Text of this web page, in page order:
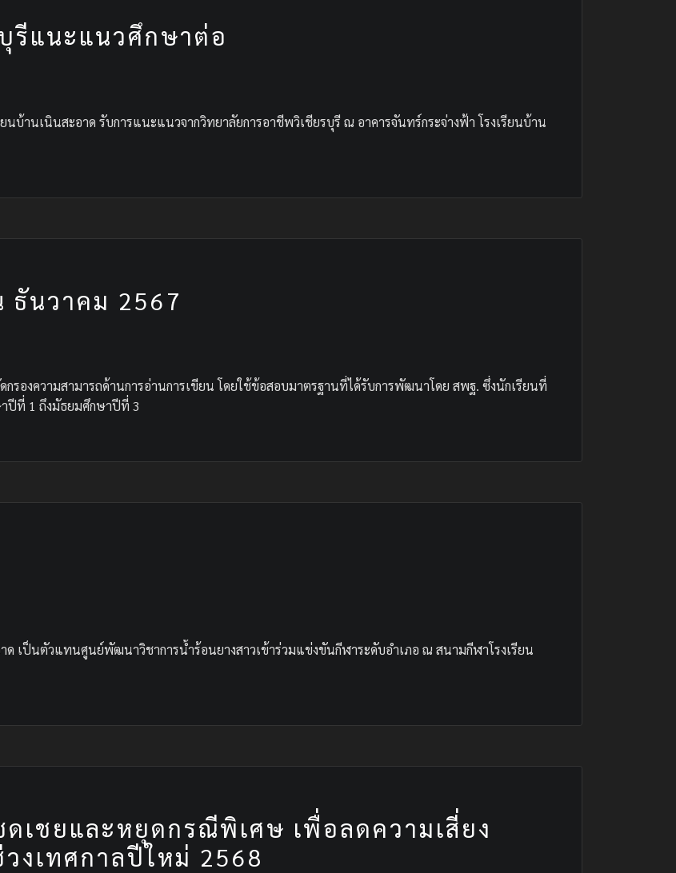
รีแนะแนวศึกษาต่อ
บ้านเนินสะอาด รับการแนะแนวจากวิทยาลัยการอาชีพวิเชียรบุรี ณ อาคารจันทร์กระจ่างฟ้า โรงเรียนบ้าน
ธันวาคม 2567
กรองความสามารถด้านการอ่านการเขียน โดยใช้ข้อสอบมาตรฐานที่ได้รับการพัฒนาโดย สพฐ. ซึ่งนักเรียนที่
าปีที่ 1 ถึงมัธยมศึกษาปีที่ 3
ด เป็นตัวแทนศูนย์พัฒนาวิชาการน้ำร้อนยางสาวเข้าร่วมแข่งขันกีฬาระดับอำเภอ ณ สนามกีฬาโรงเรียน
เชยและหยุดกรณีพิเศษ เพื่อลดความเสี่ยง
งเทศกาลปีใหม่ 2568